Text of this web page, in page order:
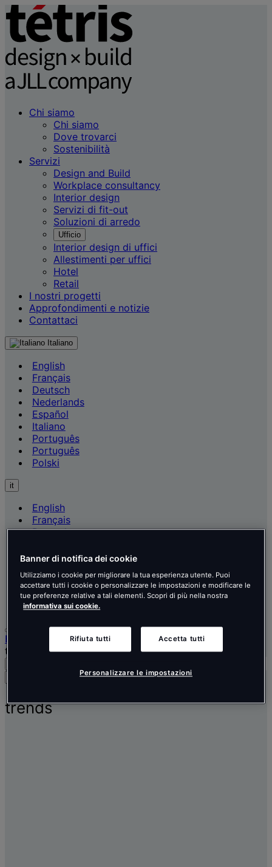
Chi siamo
Chi siamo
Dove trovarci
Sostenibilità
Servizi
Design and Build
Workplace consultancy
Interior design
Servizi di fit-out
Soluzioni di arredo
Ufficio
Interior design di uffici
Allestimenti per uffici
Hotel
Retail
I nostri progetti
Approfondimenti e notizie
Contattaci
Italiano
English
Français
Deutsch
Nederlands
Español
Italiano
Português
Português
Polski
it
English
Français
Deutsch
Español
Português
Português
Polski
Home
trends
luoghi,
notizie
trends
Banner di notifica dei cookie
Utilizziamo i cookie per migliorare la tua esperienza utente. Puoi
accettare tutti i cookie o personalizzare le impostazioni e modificare le
tue preferenze relative a tali elementi. Scopri di più nella nostra
informativa sui cookie.
Rifiuta tutti Accetta tutti
Personalizzare le impostazioni